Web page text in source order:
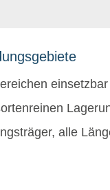
einsetzbar
alle